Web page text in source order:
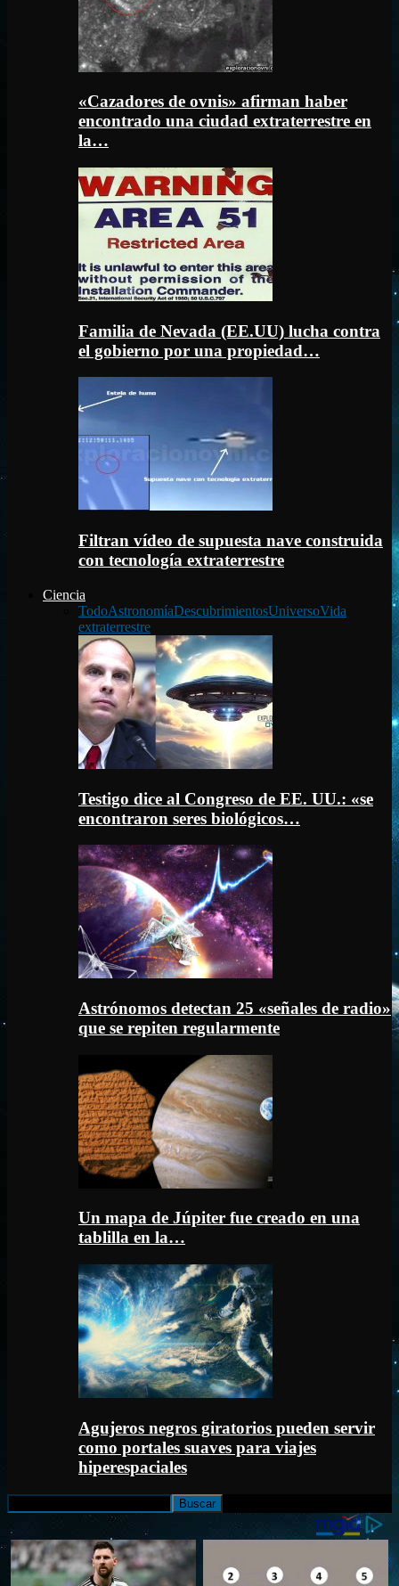
«Cazadores de ovnis» afirman haber
encontrado una ciudad extraterrestre en
la…
Familia de Nevada (EE.UU) lucha contra
el gobierno por una propiedad…
Filtran vídeo de supuesta nave construida
con tecnología extraterrestre
Ciencia
TodoAstronomíaDescubrimientosUniversoVida
extraterrestre
Testigo dice al Congreso de EE. UU.: «se
encontraron seres biológicos…
Astrónomos detectan 25 «señales de radio»
que se repiten regularmente
Un mapa de Júpiter fue creado en una
tablilla en la…
Agujeros negros giratorios pueden servir
como portales suaves para viajes
hiperespaciales